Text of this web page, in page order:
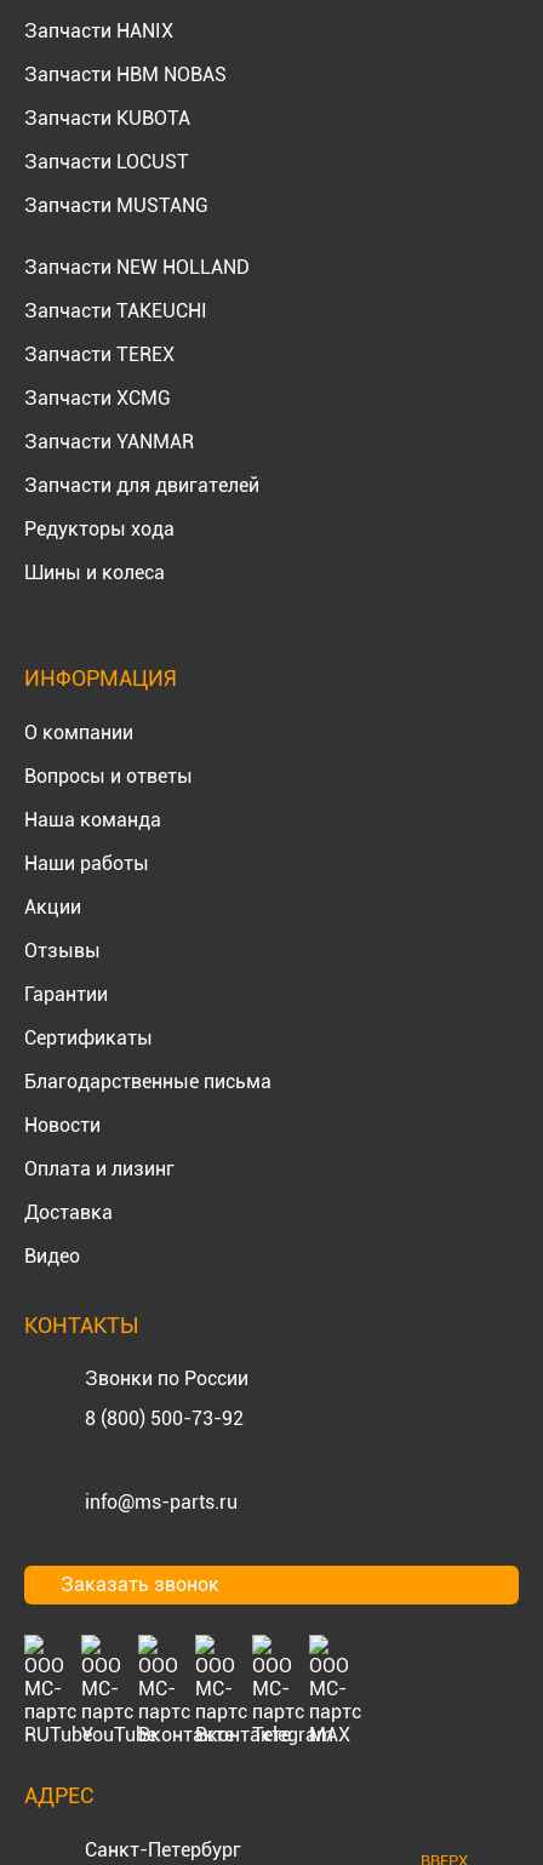
Запчасти HANIX
Запчасти HBM NOBAS
Запчасти KUBOTA
Запчасти LOCUST
Запчасти MUSTANG
Запчасти NEW HOLLAND
Запчасти TAKEUCHI
Запчасти TEREX
Запчасти XCMG
Запчасти YANMAR
Запчасти для двигателей
Редукторы хода
Шины и колеса
ИНФОРМАЦИЯ
О компании
Вопросы и ответы
Наша команда
Наши работы
Акции
Отзывы
Гарантии
Сертификаты
Благодарственные письма
Новости
Оплата и лизинг
Доставка
Видео
КОНТАКТЫ
Звонки по России
8 (800) 500-73-92
info@ms-parts.ru
Заказать звонок
АДРЕС
Санкт-Петербург ВВЕРХ